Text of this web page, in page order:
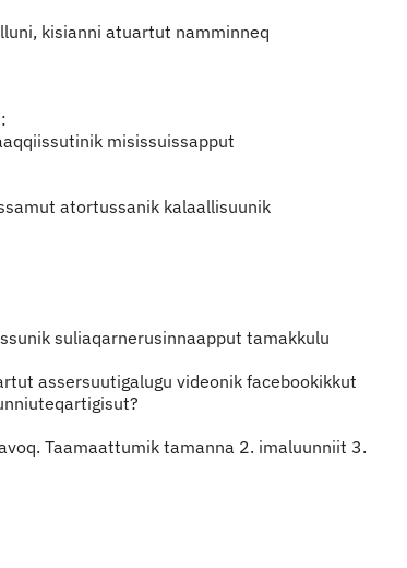
kisianni atuartut namminneq
misissuissapput
atortussanik kalaallisuunik
suliaqarnerusinnaapput tamakkulu
assersuutigalugu videonik facebookikkut
Taamaattumik tamanna 2. imaluunniit 3.